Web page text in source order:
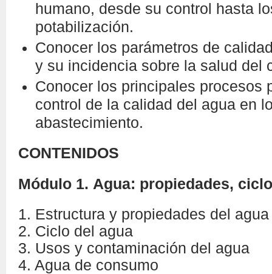
humano, desde su control hasta
potabilización.
Conocer los parámetros de
y su incidencia sobre la salud del
Conocer los principales procesos
control de la calidad del agua en
abastecimiento.
CONTENIDOS
Módulo 1. Agua: propiedades,
1. Estructura y propiedades del agua
2. Ciclo del agua
3. Usos y contaminación del agua
4. Agua de consumo